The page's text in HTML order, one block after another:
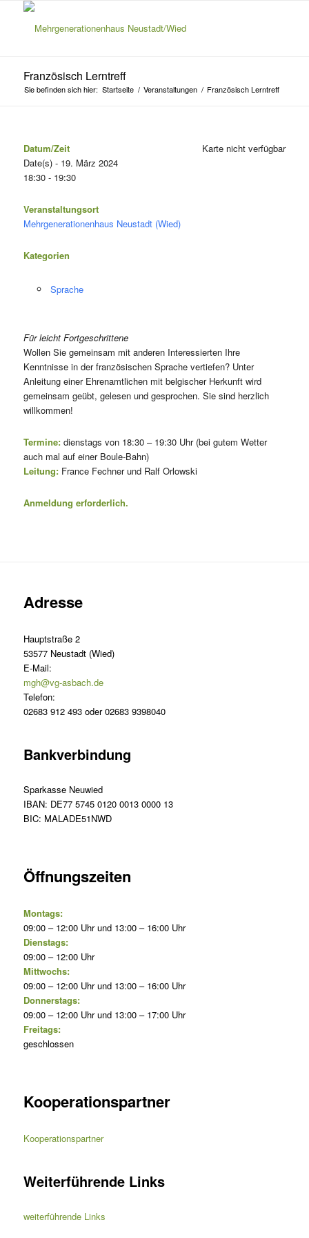
Französisch Lerntreff
Sie befinden sich hier: Startseite / Veranstaltungen / Französisch Lerntreff
Karte nicht verfügbar
Datum/Zeit
Date(s) - 19. März 2024
18:30 - 19:30
Veranstaltungsort
Mehrgenerationenhaus Neustadt (Wied)
Kategorien
Sprache
Für leicht Fortgeschrittene
Wollen Sie gemeinsam mit anderen Interessierten Ihre
Kenntnisse in der französischen Sprache vertiefen? Unter
Anleitung einer Ehrenamtlichen mit belgischer Herkunft wird
gemeinsam geübt, gelesen und gesprochen. Sie sind herzlich
willkommen!
Termine:dienstags von 18:30 – 19:30 Uhr (bei gutem Wetter
auch mal auf einer Boule-Bahn)
Leitung:France Fechner und Ralf Orlowski
Anmeldung erforderlich.
Adresse
Hauptstraße 2
53577 Neustadt (Wied)
E-Mail:
mgh@vg-asbach.de
Telefon:
02683 912 493 oder 02683 9398040
Bankverbindung
Sparkasse Neuwied
IBAN: DE77 5745 0120 0013 0000 13
BIC: MALADE51NWD
Öffnungszeiten
Montags:
09:00 – 12:00 Uhr und 13:00 – 16:00 Uhr
Dienstags:
09:00 – 12:00 Uhr
Mittwochs:
09:00 – 12:00 Uhr und 13:00 – 16:00 Uhr
Donnerstags:
09:00 – 12:00 Uhr und 13:00 – 17:00 Uhr
Freitags:
geschlossen
Kooperationspartner
Kooperationspartner
Weiterführende Links
weiterführende Links